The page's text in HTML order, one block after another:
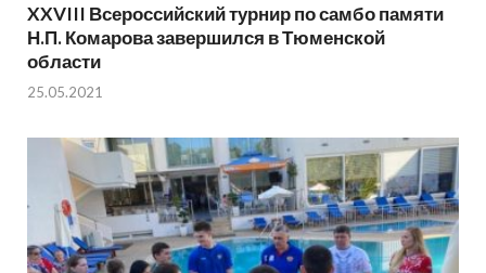
XXVIII Всероссийский турнир по самбо памяти
Н.П. Комарова завершился в Тюменской
области
25.05.2021